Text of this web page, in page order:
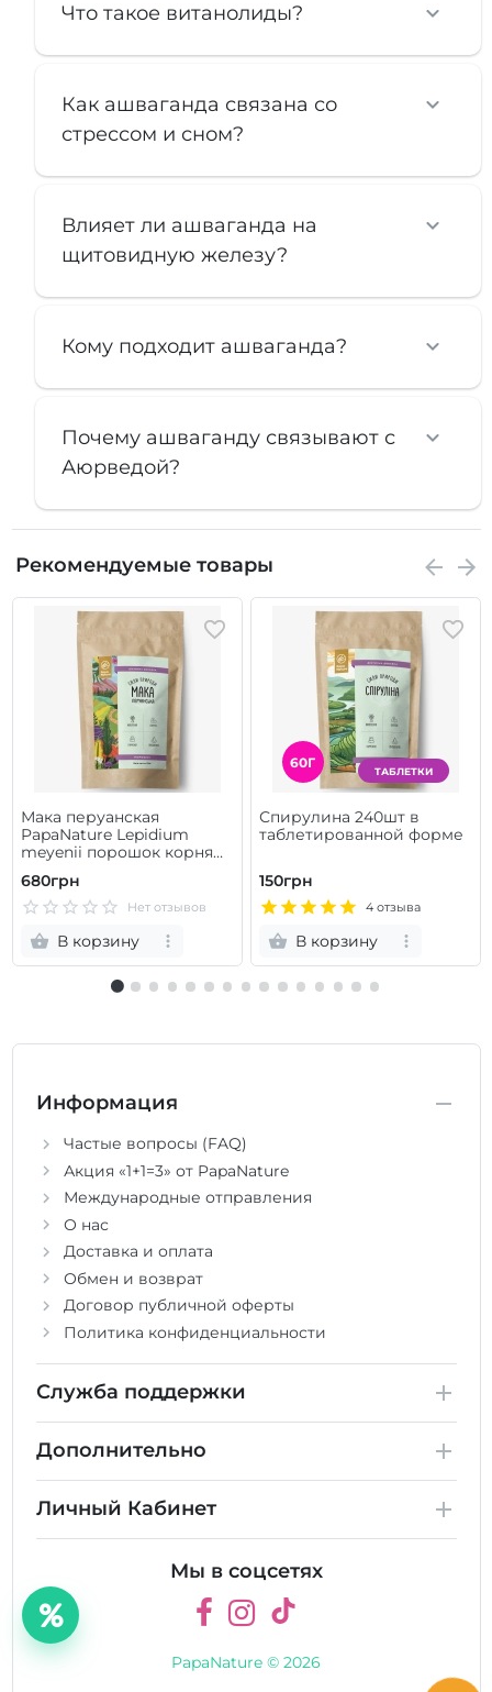
Что такое витанолиды?
Как ашваганда связана со
стрессом и сном?
Влияет ли ашваганда на
щитовидную железу?
Кому подходит ашваганда?
Почему ашваганду связывают с
Аюрведой?
Рекомендуемые товары
Мака перуанская
PapaNature Lepidium
meyenii порошок корня
680грн
Нет отзывов
В корзину
ТАБЛЕТКИ
60Г
Спирулина 240шт в
таблетированной форме
150грн
4 отзыва
В корзину
Информация
Частые вопросы (FAQ)
Акция «1+1=3» от PapaNature
Международные отправления
О нас
Доставка и оплата
Обмен и возврат
Договор публичной оферты
Политика конфиденциальности
Служба поддержки
Дополнительно
Личный Кабинет
Мы в соцсетях
PapaNature © 2026